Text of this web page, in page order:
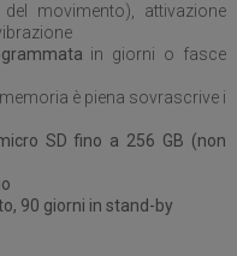
movimento), attivazione
in giorni o fasce
è piena sovrascrive i
SD fino a 256 GB (non
90 giorni in stand-by